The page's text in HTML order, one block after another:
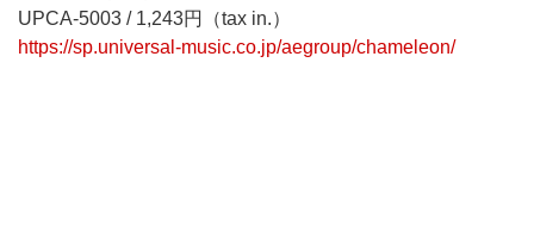
UPCA-5003 / 1,243円（tax in.）
https://sp.universal-music.co.jp/aegroup/chameleon/